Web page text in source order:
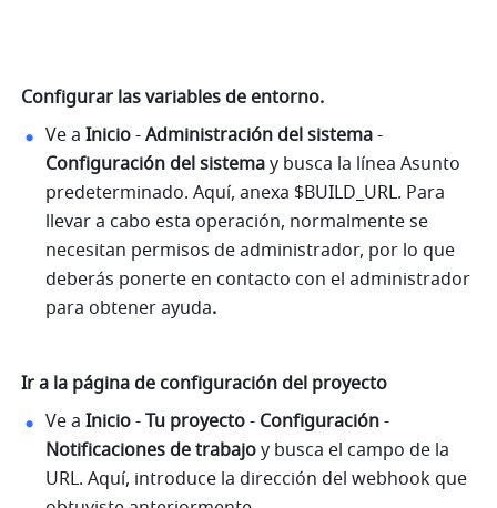
Configurar las variables de entorno.
Ve a Inicio - Administración del sistema
Configuración del sistema y busca la línea Asunto
predeterminado. Aquí, anexa $BUILD_URL. Para
llevar a cabo esta operación, normalmente se
necesitan permisos de administrador, por lo que
deberás ponerte en contacto con el administrador
para obtener ayuda.
Ir a la página de configuración del proyecto
Ve a Inicio - Tu proyecto - Configuración
Notificaciones de trabajo y busca el campo de la
URL. Aquí, introduce la dirección del webhook que